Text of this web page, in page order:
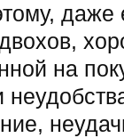
даже
на